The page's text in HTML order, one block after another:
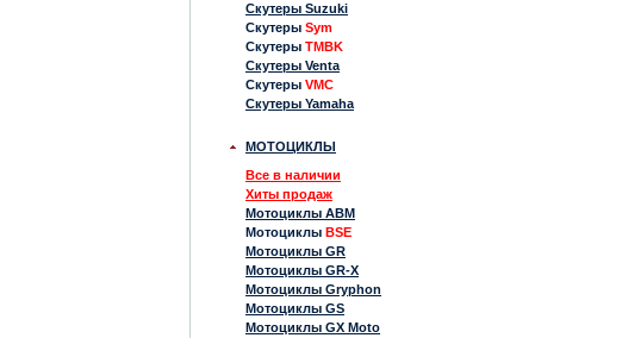
Скутеры Suzuki
Скутеры Sym
Скутеры TMBK
Скутеры Venta
Скутеры VMC
Скутеры Yamaha
МОТОЦИКЛЫ
Все в наличии
Хиты продаж
Мотоциклы ABM
Мотоциклы BSE
Мотоциклы GR
Мотоциклы GR-X
Мотоциклы Gryphon
Мотоциклы GS
Мотоциклы GX Moto